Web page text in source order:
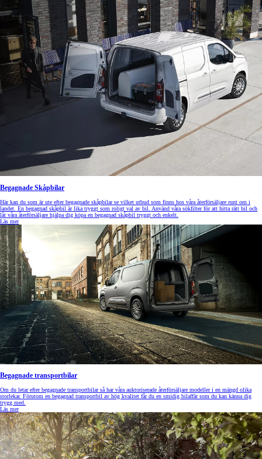
Begagnade Skåpbilar
Här kan du som är ute efter begagnade skåpbilar se vilket utbud som finns hos våra återförsäljare runt om i
landet. En begagnad skåpbil är lika tryggt som roligt val av bil. Använd våra sökfilter för att hitta rätt bil och
låt våra återförsäljare hjälpa dig köpa en begagnad skåpbil tryggt och enkelt.
Läs mer
Begagnade transportbilar
Om du letar efter begagnade transportbilar så har våra auktoriserade återförsäljare modeller i en mängd olika
storlekar. Förutom en begagnad transportbil av hög kvalitet får du en smidig bilaffär som du kan känna dig
trygg med.
Läs mer